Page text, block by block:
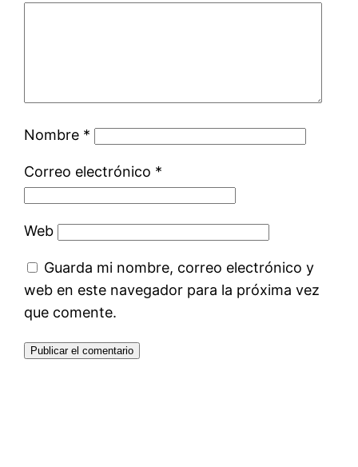
Nombre *
Correo electrónico *
Web
Guarda mi nombre, correo electrónico y
web en este navegador para la próxima vez
que comente.